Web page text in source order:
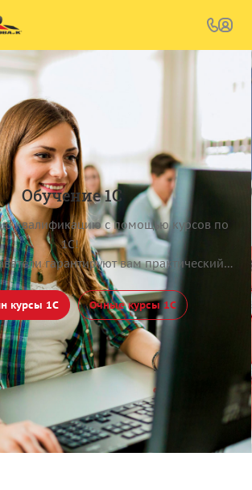
Обучение 1С
квалификацию с помощью курсов по
1С!
гарантируют вам практический
понимание работы с программой,
могли максимально эффективно
программы 1С!
курсы 1С Очные курсы 1С